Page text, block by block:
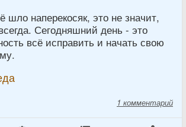
шло наперекосяк, это не значит,
Сегодняшний день - это
всё исправить и начать свою
1 комментарий